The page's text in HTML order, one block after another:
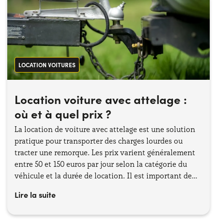
LOCATION VOITURES
Location voiture avec attelage :
où et à quel prix ?
La location de voiture avec attelage est une solution
pratique pour transporter des charges lourdes ou
tracter une remorque. Les prix varient généralement
entre 50 et 150 euros par jour selon la catégorie du
véhicule et la durée de location. Il est important de
spécifiques, notamment en termes de poids supporté
Lire la suite